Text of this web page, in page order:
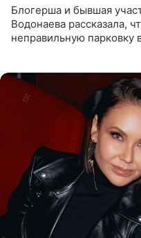
Блогерша и бывшая
Водонаева рассказала,
неправильную